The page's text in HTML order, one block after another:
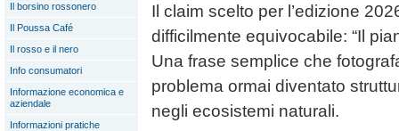
Il borsino rossonero
Il Poussa Café
Il rosso e il nero
Info consumatori
Informazione economica e
aziendale
Informazioni pratiche
Il claim scelto per l’edizione
difficilmente equivocabile: “Il
Una frase semplice che
problema ormai diventato
negli ecosistemi naturali.